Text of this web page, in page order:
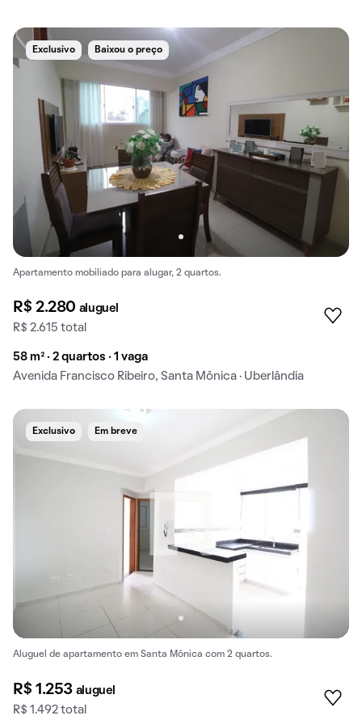
Exclusivo Baixou o preço
Apartamento mobiliado para alugar, 2 quartos.
R$ 2.280 aluguel
R$ 2.615 total
58 m² · 2 quartos · 1 vaga
Avenida Francisco Ribeiro, Santa Mônica · Uberlândia
Exclusivo Em breve
Aluguel de apartamento em Santa Mônica com 2 quartos.
R$ 1.253 aluguel
R$ 1.492 total